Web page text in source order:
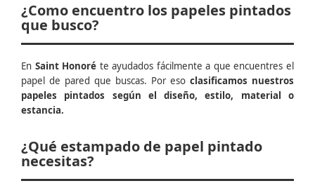
¿Como encuentro los papeles pintados
que busco?
En Saint Honoré te ayudados fácilmente a que encuentres el
papel de pared que buscas. Por eso clasificamos nuestros
papeles pintados según el diseño, estilo, material o
estancia.
¿Qué estampado de papel pintado
necesitas?